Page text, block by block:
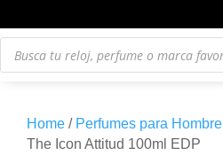
Búsqueda
Home / Perfumes para Hombre
The Icon Attitud 100ml EDP